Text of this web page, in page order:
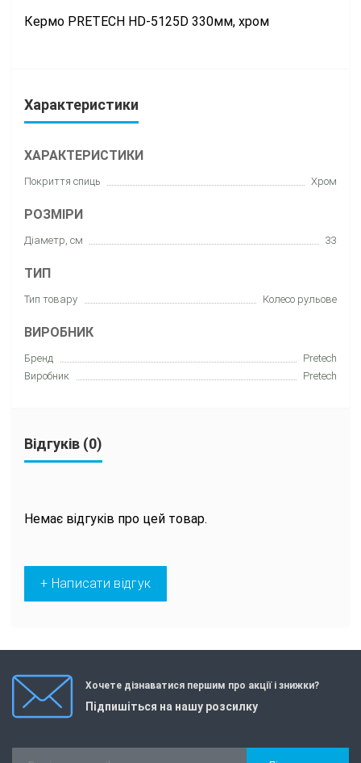
Кермо PRETECH HD-5125D 330мм, хром
Характеристики
ХАРАКТЕРИСТИКИ
Покриття спиць Хром
РОЗМІРИ
Діаметр, см 33
ТИП
Тип товару Колесо рульове
ВИРОБНИК
Бренд
Pretech
Виробник
Pretech
Відгуків (0)
Немає відгуків про цей товар.
+ Написати відгук
Хочете дізнаватися першим про акції і знижки?
Підпишіться на нашу розсилку